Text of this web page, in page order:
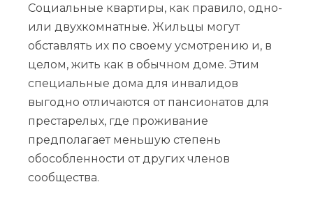
Социальные квартиры, как правило, одно-
или двухкомнатные. Жильцы могут
обставлять их по своему усмотрению и, в
целом, жить как в обычном доме. Этим
специальные дома для инвалидов
выгодно отличаются от пансионатов для
престарелых, где проживание
предполагает меньшую степень
обособленности от других членов
сообщества.